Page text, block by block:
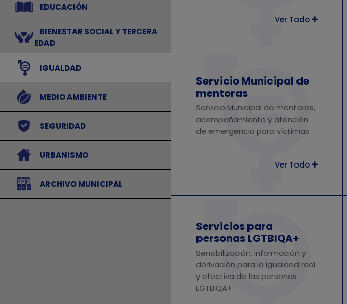
⠀EDUCACIÓN
⠀BIENESTAR SOCIAL Y TERCERA
EDAD
⠀IGUALDAD
⠀MEDIO AMBIENTE
⠀SEGURIDAD
⠀URBANISMO
⠀ARCHIVO MUNICIPAL
Ver Todo
Servicio Municipal de
mentoras
Servicio Municipal de mentoras,
acompañamiento y atención
de emergencia para víctimas.
Ver Todo
Servicios para
personas LGTBIQA+
Sensibilización, información y
derivación para la igualdad real
y efectiva de las personas
LGTBIQA+